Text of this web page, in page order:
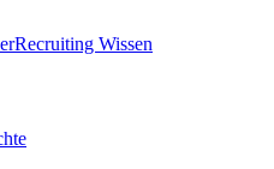
Recruiting Wissen